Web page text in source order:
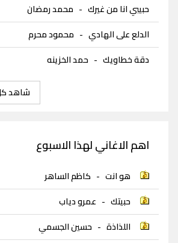
حبيبي انا من غيرك - محمد رمضان
الدلع على الهادي - محمود محرم
دقة خطاويك - حمد الخزينه
شاهد
اهم الاغاني لهذا الاسبوع
هو انت - كاظم الساهر
حبيتك - عمرو دياب
اللذاذة - حسين الجسمي